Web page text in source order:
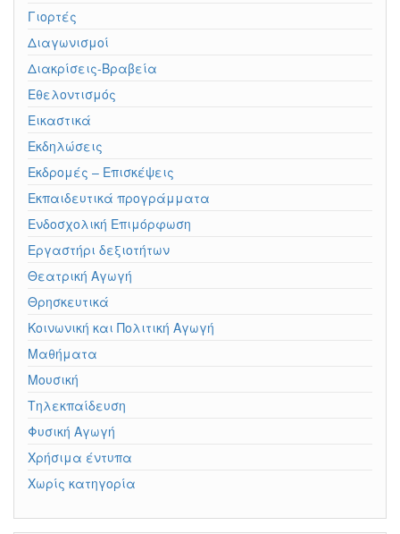
Γιορτές
Διαγωνισμοί
Διακρίσεις-Βραβεία
Εθελοντισμός
Εικαστικά
Εκδηλώσεις
Εκδρομές – Επισκέψεις
Εκπαιδευτικά προγράμματα
Ενδοσχολική Επιμόρφωση
Εργαστήρι δεξιοτήτων
Θεατρική Αγωγή
Θρησκευτικά
Κοινωνική και Πολιτική Αγωγή
Μαθήματα
Μουσική
Τηλεκπαίδευση
Φυσική Αγωγή
Χρήσιμα έντυπα
Χωρίς κατηγορία